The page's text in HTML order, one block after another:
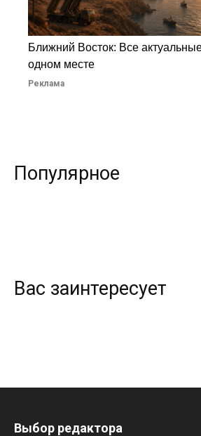
Ближний Восток: Все
одном месте
Реклама
Популярное
Вас заинтересует
Выбор редактора